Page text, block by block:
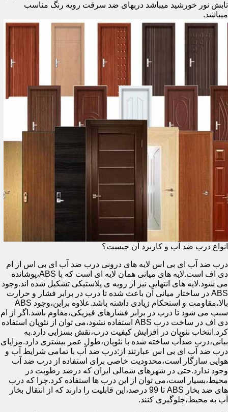
تابش نور خورشید میباشد دربهای ضد سرقت رویه رنگ مناسب
میباشد.
انواع درب ضد آب و کاربرد آن چیست؟
درب ضد آب ای بی اس لایه های درونی درب ضد آب ای بی اس از ام
دی اف است.لایه های میانی همان لایه ای است که با ABS،پوشانده
می شود.لایه های انتهایی نیز از رویه ی پلاستیکی تشکیل شده اند.وجود
ABS در ساختار میانی آن باعث شده تا درب در برابر فشار و حرارت
بالا،مقاومت و استحکام زیادی داشته باشد.علاوه براین،وجود ABS
سبب می شود تا درب در برابر فشارهای فیزیکی،مقاوم باشد.اگر از ام
دی اف در ساخت درب ABS استفاده نشود،می توان از نئوپان استفاده
کرد.انتخاب نئوپان در افزایش کیفیت درب،نقش بسزایی دارد.به
بیانی،درب ضدآب ساخته شده با نئوپان،طول عمر بیشتری دارد.مزایای
درب ضد آب ای بی اس عبارتند از:درب ضد آب با تمامی شرایط آب و
هوایی سازگار است،محدودیت خاصی برای استفاده از درب ضد آب
وجود ندارد.حتی در شهرهای شمالی ایران که درصد رطوبت در
محیط،بسیار است،می توان از این درب ها استفاده کرد.چرا که درب
های ضد بخار ABS تا 99 درصد،این قابلیت را دارند که از انتقال بخار
آب به محیط،جلوگیری کنند.